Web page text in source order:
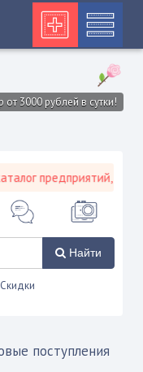
3000 рублей в сутки!
предприятий,
Найти
поступления